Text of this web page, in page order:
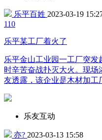
乐平百姓 2023-03-19
110
乐平某工厂着火了
乐平金山工业园一工厂突
时辛苦奋战扑灭大火。现场
友透露，该企业是木材加工
乐友互动
亦? 2023-03-13 15:58